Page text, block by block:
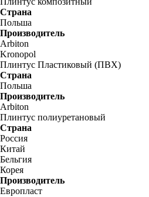
Страна
Польша
Производитель
Arbiton
Kronopol
Плинтус Пластиковый (ПВХ)
Страна
Польша
Производитель
Arbiton
Плинтус полиуретановый
Страна
Россия
Китай
Бельгия
Корея
Производитель
Европласт